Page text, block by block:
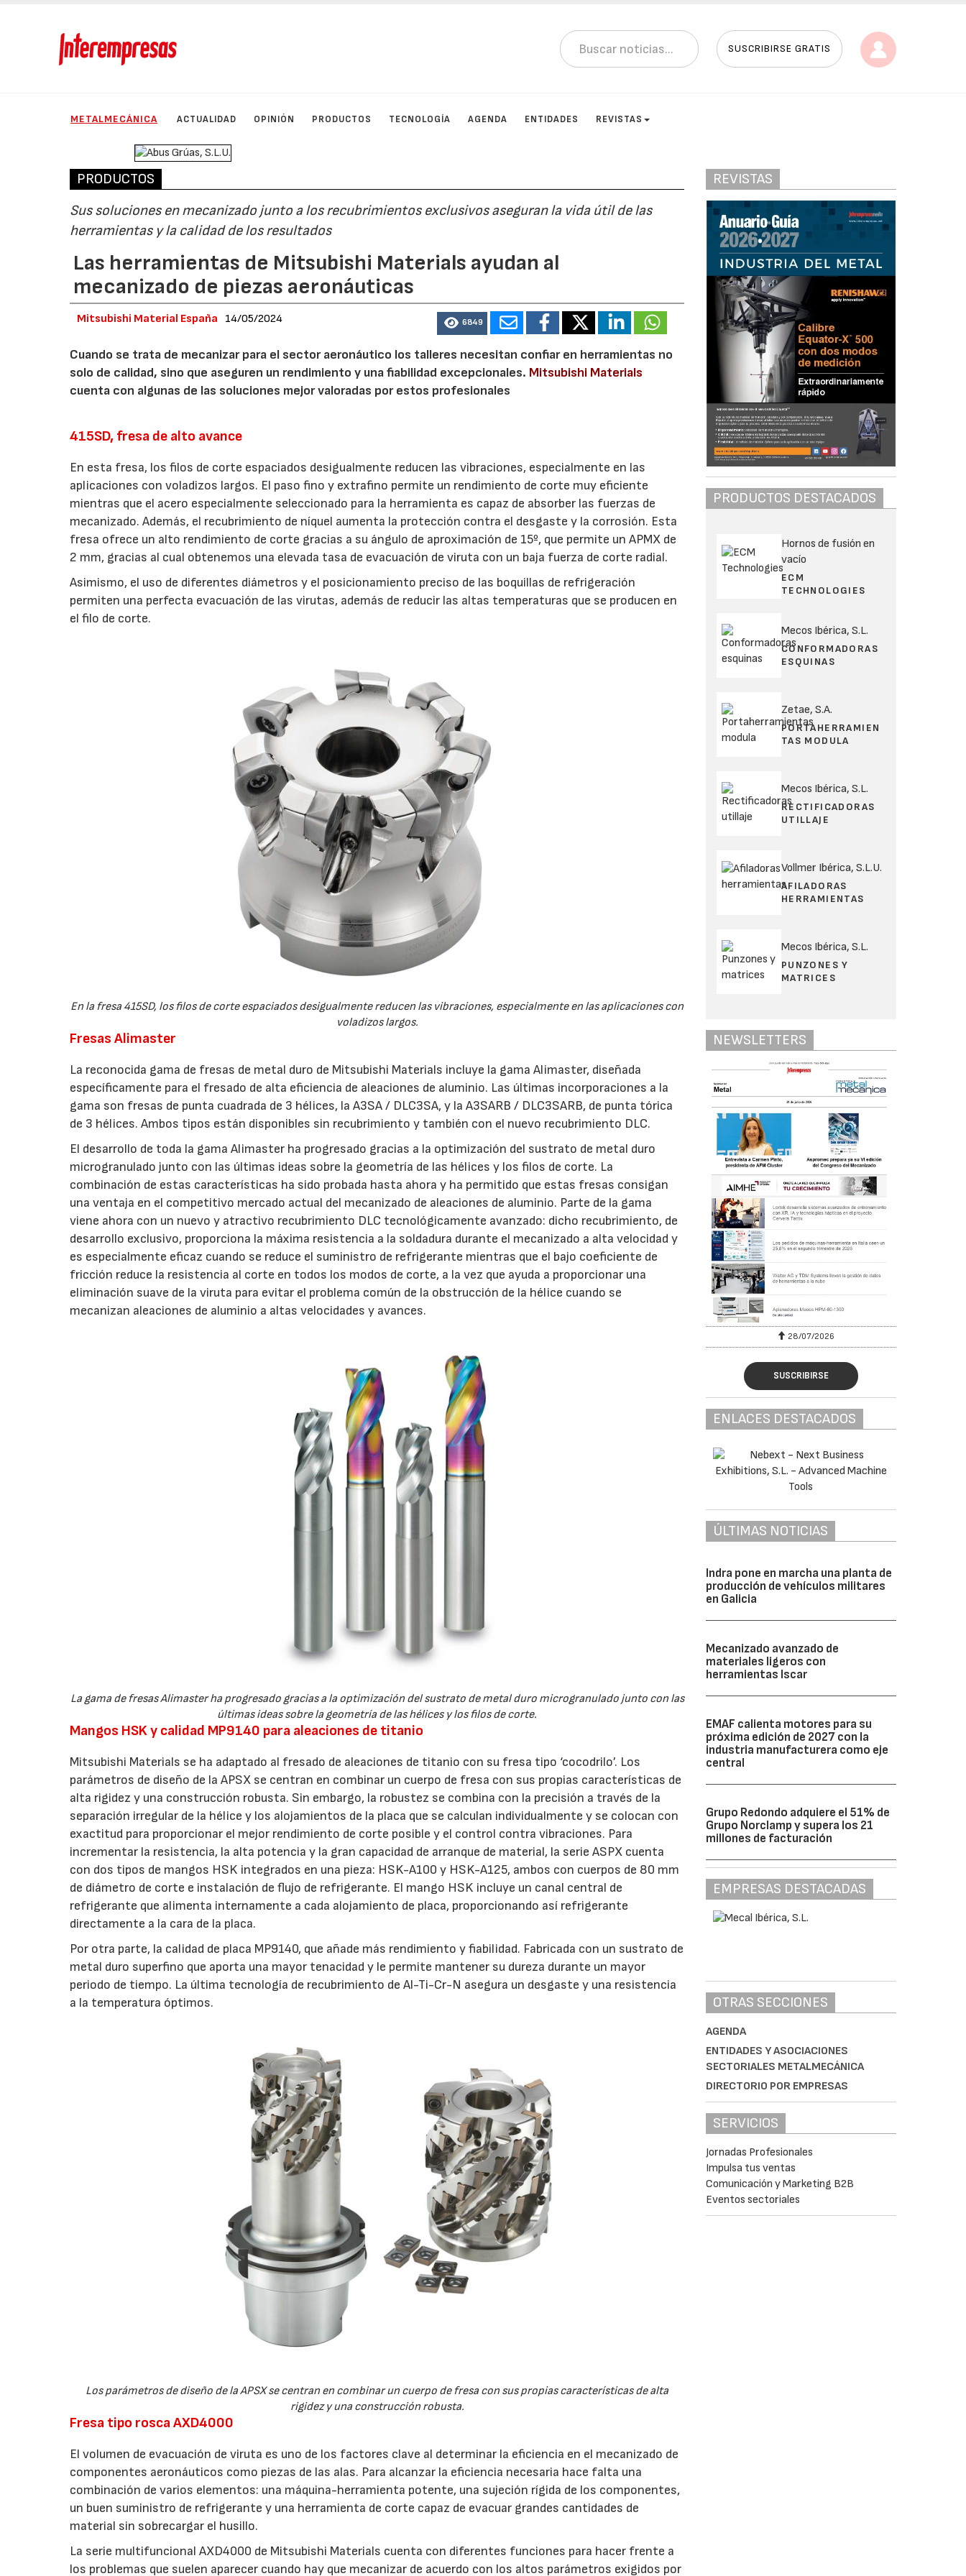
SUSCRIBIRSE GRATIS
METALMECÁNICA ACTUALIDAD OPINIÓN PRODUCTOS TECNOLOGÍA AGENDA ENTIDADES REVISTAS
PRODUCTOS
Sus soluciones en mecanizado junto a los recubrimientos exclusivos aseguran la vida útil de las
herramientas y la calidad de los resultados
Las herramientas de Mitsubishi Materials ayudan al
mecanizado de piezas aeronáuticas
Mitsubishi Material España 14/05/2024 6849
Cuando se trata de mecanizar para el sector aeronáutico los talleres necesitan confiar en herramientas no
solo de calidad, sino que aseguren un rendimiento y una fiabilidad excepcionales. Mitsubishi Materials
cuenta con algunas de las soluciones mejor valoradas por estos profesionales
415SD, fresa de alto avance
En esta fresa, los filos de corte espaciados desigualmente reducen las vibraciones, especialmente en las
aplicaciones con voladizos largos. El paso fino y extrafino permite un rendimiento de corte muy eficiente
mientras que el acero especialmente seleccionado para la herramienta es capaz de absorber las fuerzas de
mecanizado. Además, el recubrimiento de níquel aumenta la protección contra el desgaste y la corrosión. Esta
fresa ofrece un alto rendimiento de corte gracias a su ángulo de aproximación de 15º, que permite un APMX de
2 mm, gracias al cual obtenemos una elevada tasa de evacuación de viruta con un baja fuerza de corte radial.
Asimismo, el uso de diferentes diámetros y el posicionamiento preciso de las boquillas de refrigeración
permiten una perfecta evacuación de las virutas, además de reducir las altas temperaturas que se producen en
el filo de corte.
En la fresa 415SD, los filos de corte espaciados desigualmente reducen las vibraciones, especialmente en las aplicaciones con
voladizos largos.
Fresas Alimaster
La reconocida gama de fresas de metal duro de Mitsubishi Materials incluye la gama Alimaster, diseñada
específicamente para el fresado de alta eficiencia de aleaciones de aluminio. Las últimas incorporaciones a la
gama son fresas de punta cuadrada de 3 hélices, la A3SA / DLC3SA, y la A3SARB / DLC3SARB, de punta tórica
de 3 hélices. Ambos tipos están disponibles sin recubrimiento y también con el nuevo recubrimiento DLC.
El desarrollo de toda la gama Alimaster ha progresado gracias a la optimización del sustrato de metal duro
microgranulado junto con las últimas ideas sobre la geometría de las hélices y los filos de corte. La
combinación de estas características ha sido probada hasta ahora y ha permitido que estas fresas consigan
una ventaja en el competitivo mercado actual del mecanizado de aleaciones de aluminio. Parte de la gama
viene ahora con un nuevo y atractivo recubrimiento DLC tecnológicamente avanzado: dicho recubrimiento, de
desarrollo exclusivo, proporciona la máxima resistencia a la soldadura durante el mecanizado a alta velocidad y
es especialmente eficaz cuando se reduce el suministro de refrigerante mientras que el bajo coeficiente de
fricción reduce la resistencia al corte en todos los modos de corte, a la vez que ayuda a proporcionar una
eliminación suave de la viruta para evitar el problema común de la obstrucción de la hélice cuando se
mecanizan aleaciones de aluminio a altas velocidades y avances.
La gama de fresas Alimaster ha progresado gracias a la optimización del sustrato de metal duro microgranulado junto con las
últimas ideas sobre la geometría de las hélices y los filos de corte.
Mangos HSK y calidad MP9140 para aleaciones de titanio
Mitsubishi Materials se ha adaptado al fresado de aleaciones de titanio con su fresa tipo ‘cocodrilo’. Los
parámetros de diseño de la APSX se centran en combinar un cuerpo de fresa con sus propias características de
alta rigidez y una construcción robusta. Sin embargo, la robustez se combina con la precisión a través de la
separación irregular de la hélice y los alojamientos de la placa que se calculan individualmente y se colocan con
exactitud para proporcionar el mejor rendimiento de corte posible y el control contra vibraciones. Para
incrementar la resistencia, la alta potencia y la gran capacidad de arranque de material, la serie ASPX cuenta
con dos tipos de mangos HSK integrados en una pieza: HSK-A100 y HSK-A125, ambos con cuerpos de 80 mm
de diámetro de corte e instalación de flujo de refrigerante. El mango HSK incluye un canal central de
refrigerante que alimenta internamente a cada alojamiento de placa, proporcionando así refrigerante
directamente a la cara de la placa.
Por otra parte, la calidad de placa MP9140, que añade más rendimiento y fiabilidad. Fabricada con un sustrato de
metal duro superfino que aporta una mayor tenacidad y le permite mantener su dureza durante un mayor
periodo de tiempo. La última tecnología de recubrimiento de Al-Ti-Cr-N asegura un desgaste y una resistencia
a la temperatura óptimos.
Los parámetros de diseño de la APSX se centran en combinar un cuerpo de fresa con sus propias características de alta
rigidez y una construcción robusta.
Fresa tipo rosca AXD4000
El volumen de evacuación de viruta es uno de los factores clave al determinar la eficiencia en el mecanizado de
componentes aeronáuticos como piezas de las alas. Para alcanzar la eficiencia necesaria hace falta una
combinación de varios elementos: una máquina-herramienta potente, una sujeción rígida de los componentes,
un buen suministro de refrigerante y una herramienta de corte capaz de evacuar grandes cantidades de
material sin sobrecargar el husillo.
La serie multifuncional AXD4000 de Mitsubishi Materials cuenta con diferentes funciones para hacer frente a
los problemas que suelen aparecer cuando hay que mecanizar de acuerdo con los altos parámetros exigidos por
REVISTAS
PRODUCTOS DESTACADOS
Hornos de fusión en
vacío
ECM
TECHNOLOGIES
Mecos Ibérica, S.L.
CONFORMADORAS
ESQUINAS
Zetae, S.A.
PORTAHERRAMIEN
TAS MODULA
Mecos Ibérica, S.L.
RECTIFICADORAS
UTILLAJE
Vollmer Ibérica, S.L.U.
AFILADORAS
HERRAMIENTAS
Mecos Ibérica, S.L.
PUNZONES Y
MATRICES
NEWSLETTERS
28/07/2026
SUSCRIBIRSE
ENLACES DESTACADOS
ÚLTIMAS NOTICIAS
Indra pone en marcha una planta de
producción de vehículos militares
en Galicia
Mecanizado avanzado de
materiales ligeros con
herramientas Iscar
EMAF calienta motores para su
próxima edición de 2027 con la
industria manufacturera como eje
central
Grupo Redondo adquiere el 51% de
Grupo Norclamp y supera los 21
millones de facturación
EMPRESAS DESTACADAS
OTRAS SECCIONES
AGENDA
ENTIDADES Y ASOCIACIONES
SECTORIALES METALMECÁNICA
DIRECTORIO POR EMPRESAS
SERVICIOS
Jornadas Profesionales
Impulsa tus ventas
Comunicación y Marketing B2B
Eventos sectoriales